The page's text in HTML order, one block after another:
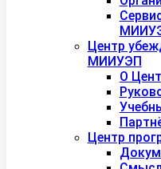
Центр
МИИУЭП
О
Центр